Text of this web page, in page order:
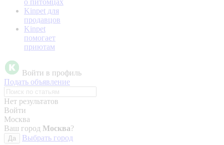
о питомцах
Kinpet для
продавцов
Kinpet
помогает
приютам
Войти в профиль
Подать объявление
Нет результатов
Войти
Москва
Ваш город Москва?
Да
Выбрать город